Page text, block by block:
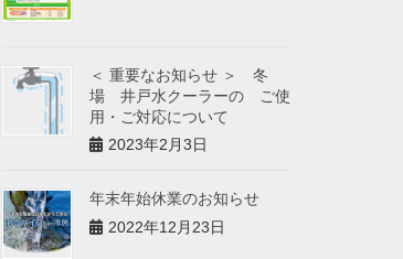
＜ 重要なお知らせ ＞ 冬
場 井戸水クーラーの ご使
用・ご対応について
2023年2月3日
年末年始休業のお知らせ
2022年12月23日